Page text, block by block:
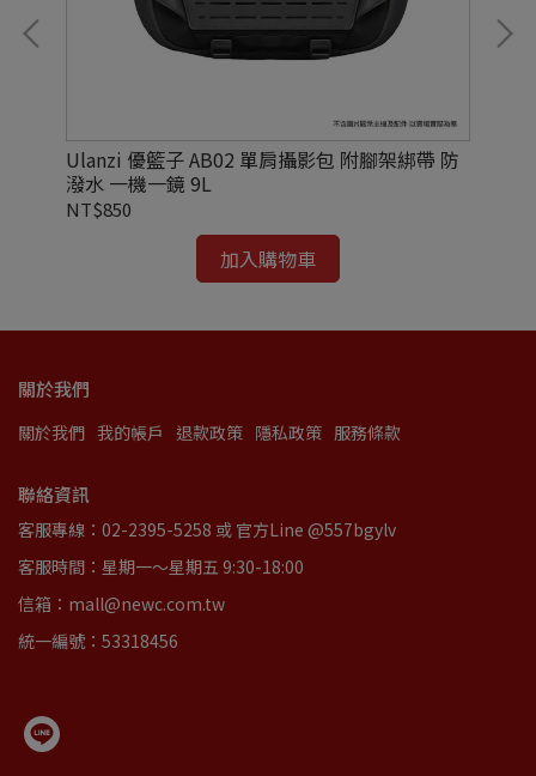
Ulanzi 優籃子 AB02 單肩攝影包 附腳架綁帶 防
潑水 一機一鏡 9L
NT$850
加入購物車
關於我們
關於我們 我的帳戶 退款政策 隱私政策 服務條款
聯絡資訊
客服專線：02-2395-5258 或 官方Line @557bgylv
客服時間：星期一～星期五 9:30-18:00
信箱：mall@newc.com.tw
統一編號：53318456